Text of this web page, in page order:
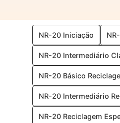
NR-20 Iniciação
NR-20 Intermediário
NR-20 Básico
NR-20 Intermediário
NR-20 Reciclagem